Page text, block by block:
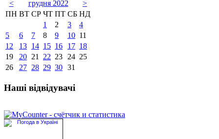
< грудня 2022
>
ПН ВТ СР ЧТ ПТ СБ НД
1
2 3
4
5
6 7 8 9 10 11
12
13 14 15 16 17 18
19
20 21 22 23 24 25
26
27 28 29 30 31
Наші відвідувачі